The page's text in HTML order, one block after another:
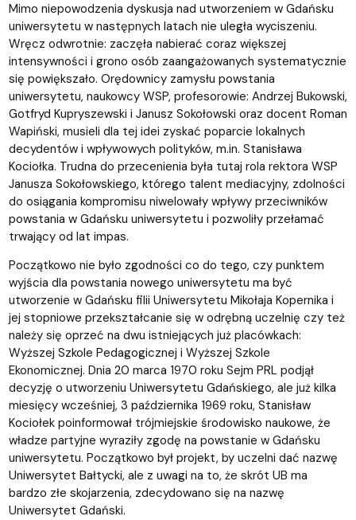
Mimo niepowodzenia dyskusja nad utworzeniem w Gdańsku
uniwersytetu w następnych latach nie uległa wyciszeniu.
Wręcz odwrotnie: zaczęła nabierać coraz większej
intensywności i grono osób zaangażowanych systematycznie
się powiększało. Orędownicy zamysłu powstania
uniwersytetu, naukowcy WSP, profesorowie: Andrzej Bukowski,
Gotfryd Kupryszewski i Janusz Sokołowski oraz docent Roman
Wapiński, musieli dla tej idei zyskać poparcie lokalnych
decydentów i wpływowych polityków, m.in. Stanisława
Kociołka. Trudna do przecenienia była tutaj rola rektora WSP
Janusza Sokołowskiego, którego talent mediacyjny, zdolności
do osiągania kompromisu niwelowały wpływy przeciwników
powstania w Gdańsku uniwersytetu i pozwoliły przełamać
trwający od lat impas.
Początkowo nie było zgodności co do tego, czy punktem
wyjścia dla powstania nowego uniwersytetu ma być
utworzenie w Gdańsku filii Uniwersytetu Mikołaja Kopernika i
jej stopniowe przekształcanie się w odrębną uczelnię czy też
należy się oprzeć na dwu istniejących już placówkach:
Wyższej Szkole Pedagogicznej i Wyższej Szkole
Ekonomicznej. Dnia 20 marca 1970 roku Sejm PRL podjął
decyzję o utworzeniu Uniwersytetu Gdańskiego, ale już kilka
miesięcy wcześniej, 3 października 1969 roku, Stanisław
Kociołek poinformował trójmiejskie środowisko naukowe, że
władze partyjne wyraziły zgodę na powstanie w Gdańsku
uniwersytetu. Początkowo był projekt, by uczelni dać nazwę
Uniwersytet Bałtycki, ale z uwagi na to, że skrót UB ma
bardzo złe skojarzenia, zdecydowano się na nazwę
Uniwersytet Gdański.